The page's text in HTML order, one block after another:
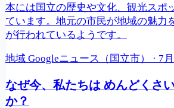
本には国立の歴史や文化、観光スポ
ています。地元の市民が地域の魅力
が行われているようです。
地域 Googleニュース（国立市） · 7
なぜ今、私たちは めんどくさ
か？